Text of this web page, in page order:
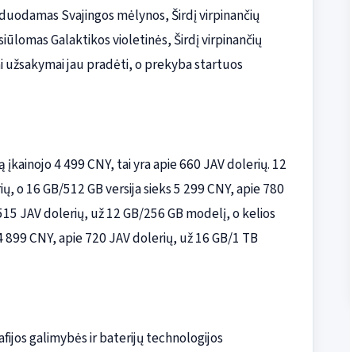
Svajingos mėlynos, Širdį virpinančių
Galaktikos violetinės, Širdį virpinančių
užsakymai jau pradėti, o prekyba startuos
4 499 CNY, tai yra apie 660 JAV dolerių. 12
o 16 GB/512 GB versija sieks 5 299 CNY, apie 780
JAV dolerių, už 12 GB/256 GB modelį, o kelios
CNY, apie 720 JAV dolerių, už 16 GB/1 TB
galimybės ir baterijų technologijos